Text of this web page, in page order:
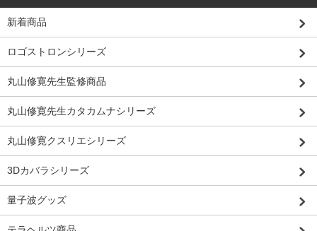
新着商品
ロゴストロンシリーズ
丸山修寛先生監修商品
丸山修寛先生カタカムナシリーズ
丸山修寛クスリエシリーズ
3Dカバラシリーズ
量子波グッズ